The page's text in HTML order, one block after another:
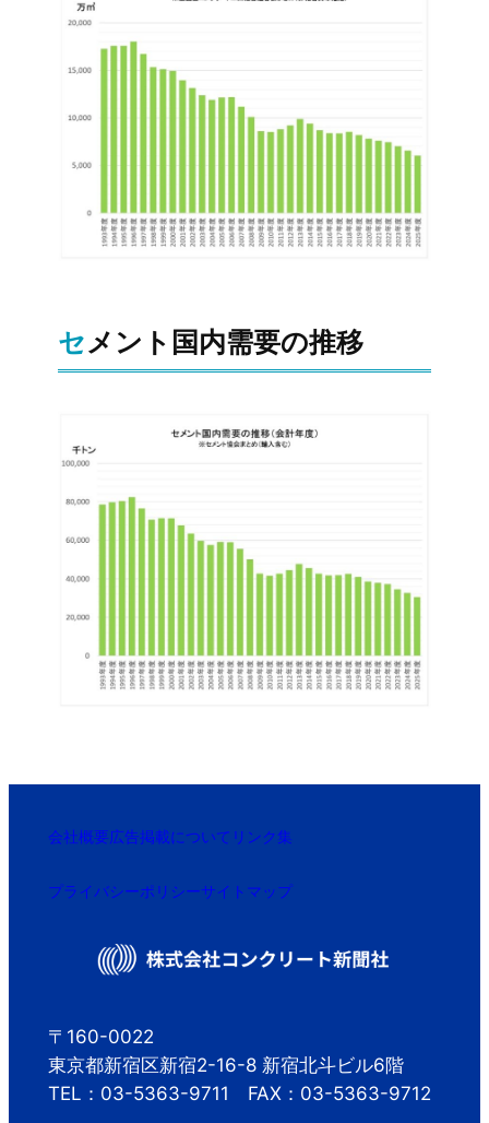
セメント国内需要の推移
会社概要広告掲載について リンク集
プライバシーポリシーサイトマップ
〒160-0022
東京都新宿区新宿2-16-8 新宿北斗ビル6階
TEL：03-5363-9711 FAX：03-5363-9712